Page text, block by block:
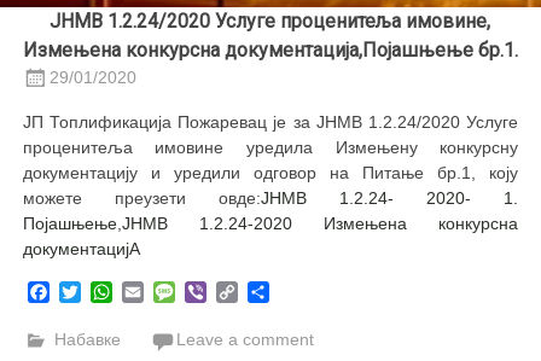
ЈНМВ 1.2.24/2020 Услуге проценитеља имовине,
Измењена конкурсна документација,Појашњење бр.1.
29/01/2020
ЈП Топлификација Пожаревац је за ЈНМВ 1.2.24/2020 Услуге
проценитеља имовине уредила Измењену конкурсну
документацију и уредили одговор на Питање бр.1, коју
можете преузети овде:JНМВ 1.2.24- 2020- 1.
Појашњење, ЈНМВ 1.2.24-2020 Измењена конкурсна
документацијА
Facebook
TwitterWhatsApp
EmailMessage
ViberCopy
Набавке Leave a comment